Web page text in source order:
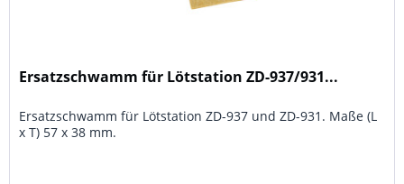
Ersatzschwamm für Lötstation ZD-937/931...
Ersatzschwamm für Lötstation ZD-937 und ZD-931. Maße (L
x T) 57 x 38 mm.